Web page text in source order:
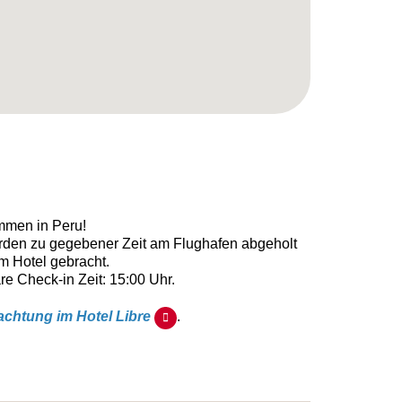
in Peru!
zu gegebener Zeit am Flughafen abgeholt
Hotel gebracht.
Check-in Zeit: 15:00 Uhr.
im Hotel Libre .